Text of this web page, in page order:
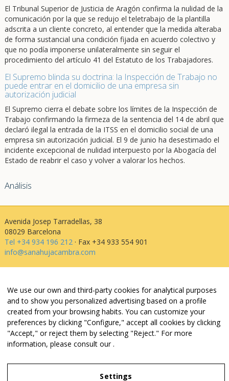
El Tribunal Superior de Justicia de Aragón confirma la nulidad de la
comunicación por la que se redujo el teletrabajo de la plantilla
adscrita a un cliente concreto, al entender que la medida alteraba
de forma sustancial una condición fijada en acuerdo colectivo y
que no podía imponerse unilateralmente sin seguir el
procedimiento del artículo 41 del Estatuto de los Trabajadores.
El Supremo blinda su doctrina: la Inspección de Trabajo no
puede entrar en el domicilio de una empresa sin
autorización judicial
El Supremo cierra el debate sobre los límites de la Inspección de
Trabajo confirmando la firmeza de la sentencia del 14 de abril que
declaró ilegal la entrada de la ITSS en el domicilio social de una
empresa sin autorización judicial. El 9 de junio ha desestimado el
incidente excepcional de nulidad interpuesto por la Abogacía del
Estado de reabrir el caso y volver a valorar los hechos.
Análisis
Avenida Josep Tarradellas, 38
08029 Barcelona
Tel +34 934 196 212· Fax +34 933 554 901
info@sanahujacambra.com
Política de privacidad
Política de cookies
Política de web i redes
Parking público: Avenida Josep Tarradellas, 38
We use our own and third-party cookies for analytical purposes
and to show you personalized advertising based on a profile
created from your browsing habits. You can customize your
preferences by clicking "Configure," accept all cookies by clicking
"Accept," or reject them by selecting "Reject." For more
information, please consult our.
Settings
Legal Notice